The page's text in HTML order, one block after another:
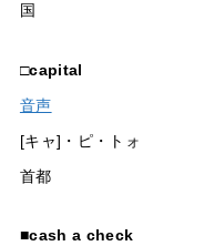
国
□capital
音声
[キャ]・ピ・トォ
首都
■cash a check